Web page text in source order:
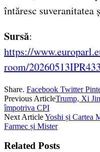
întăresc suveranitatea
Sursă:
https://
room/
Share. Facebook Twitter
Previous ArticleTrump, Xi
împotriva CPI
Next ArticleYoshi și Cartea
Farmec și Mister
Related Posts